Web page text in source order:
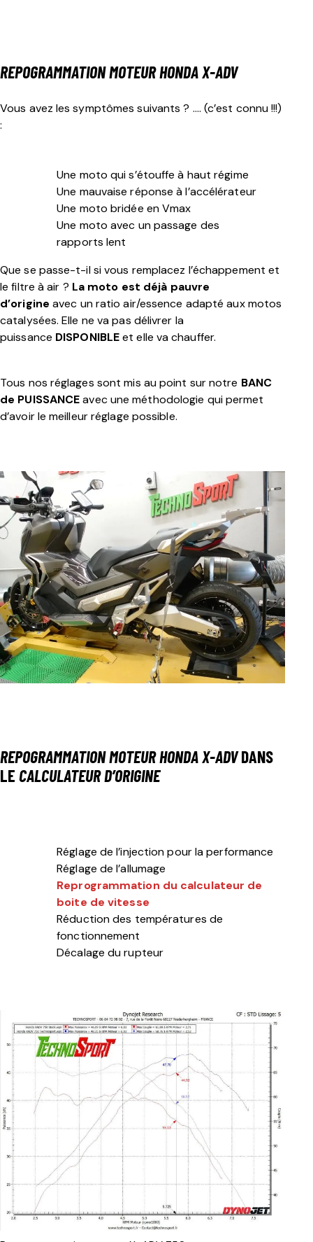
REPOGRAMMATION MOTEURHONDA X-ADV
Vous avez les symptômes suivants ? …. (c’est connu !!!)
:
Une moto qui s’étouffe à haut régime
Une mauvaise réponse à l’accélérateur
Une moto bridée en Vmax
Une moto avec un passage des
rapports lent
Que se passe-t-il si vous remplacez l’échappement et
le filtre à air ? La moto est déjà pauvre
d’origine avec un ratio air/essence adapté aux motos
catalysées. Elle ne va pas délivrer la
puissance DISPONIBLEet elle va chauffer.
Tous nos réglages sont mis au point sur notre BANC
de PUISSANCEavec une méthodologie qui permet
d’avoir le meilleur réglage possible.
REPOGRAMMATION MOTEURHONDA X-ADV DANS
LE CALCULATEUR D’ORIGINE
Réglage de l’injection pour la performance
Réglage de l’allumage
Reprogrammation du calculateur de
boite de vitesse
Réduction des températures de
fonctionnement
Décalage du rupteur